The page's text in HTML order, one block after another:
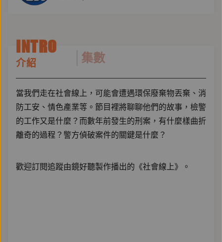
INTRO
介紹 集數
當我們走在社會線上，可能會遭遇環保廢棄物丟棄、消
防工安、情色產業等。節目裡將聊聊他們的故事，檢警
的工作又是什麼？而數年前發生的刑案，有什麼樣曲折
離奇的過程？警方偵破案件的關鍵是什麼？
歡迎訂閱追蹤由鏡好聽製作播出的《社會線上》。